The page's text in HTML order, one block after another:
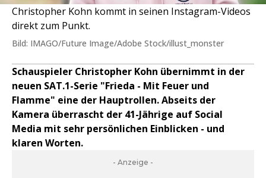
Christopher Kohn kommt in seinen Instagram-Videos
direkt zum Punkt.
Bild: IMAGO/Future Image/Adobe Stock/illust_monster
Schauspieler Christopher Kohn übernimmt in der
neuen SAT.1-Serie "Frieda - Mit Feuer und
Flamme" eine der Hauptrollen. Abseits der
Kamera überrascht der 41-Jährige auf Social
Media mit sehr persönlichen Einblicken - und
klaren Worten.
- Anzeige -